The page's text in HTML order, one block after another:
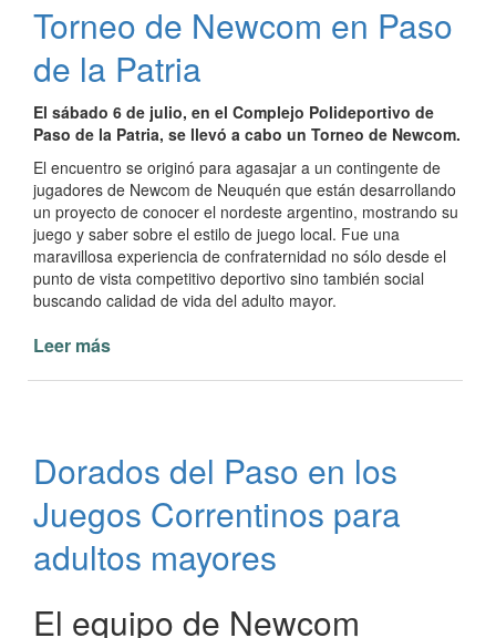
Presente
en
Torneo
de
Newcom
en
Itatí
Torneo de Newcom en Paso
de la Patria
El sábado 6 de julio, en el Complejo Polideportivo de
Paso de la Patria, se llevó a cabo un Torneo de Newcom.
El encuentro se originó para agasajar a un contingente de
jugadores de Newcom de Neuquén que están desarrollando
un proyecto de conocer el nordeste argentino, mostrando su
juego y saber sobre el estilo de juego local. Fue una
maravillosa experiencia de confraternidad no sólo desde el
punto de vista competitivo deportivo sino también social
buscando calidad de vida del adulto mayor.
Leer más
Paso
de
la
Dorados del Paso en los
Juegos Correntinos para
adultos mayores
El equipo de Newcom